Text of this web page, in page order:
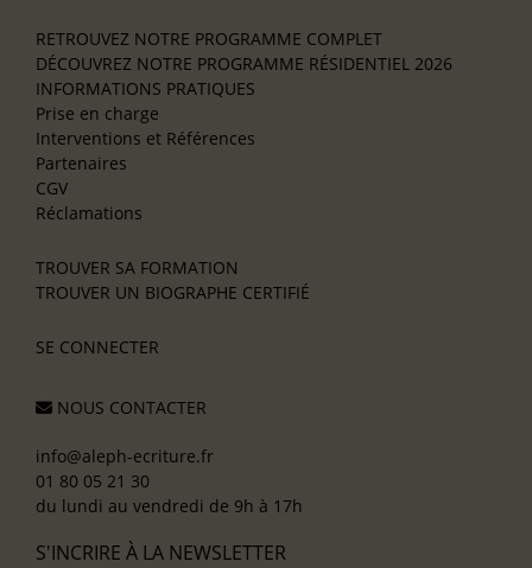
RETROUVEZ NOTRE PROGRAMME COMPLET
DÉCOUVREZ NOTRE PROGRAMME RÉSIDENTIEL 2026
INFORMATIONS PRATIQUES
Prise en charge
Interventions et Références
Partenaires
CGV
Réclamations
TROUVER SA FORMATION
TROUVER UN BIOGRAPHE CERTIFIÉ
SE CONNECTER
NOUS CONTACTER
info@aleph-ecriture.fr
01 80 05 21 30
du lundi au vendredi de 9h à 17h
S'INCRIRE À LA NEWSLETTER